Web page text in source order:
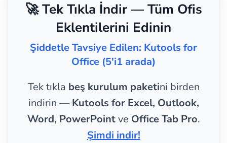
🚀 Tek Tıkla İndir — Tüm Ofis
Eklentilerini Edinin
Şiddetle Tavsiye Edilen: Kutools for
Office (5'i1 arada)
Tek tıkla beş kurulum paketini birden
indirin — Kutools for Excel, Outlook,
Word, PowerPointve Office Tab Pro.
Şimdi indir!